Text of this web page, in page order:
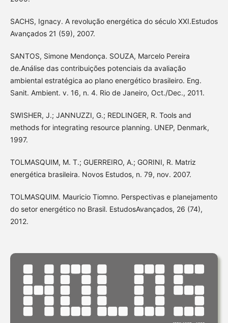
SACHS, Ignacy. A revolução energética do século XXI.Estudos
Avançados 21 (59), 2007.
SANTOS, Simone Mendonça. SOUZA, Marcelo Pereira
de.Análise das contribuições potenciais da avaliação
ambiental estratégica ao plano energético brasileiro. Eng.
Sanit. Ambient. v. 16, n. 4. Rio de Janeiro, Oct./Dec., 2011.
SWISHER, J.; JANNUZZI, G.; REDLINGER, R. Tools and
methods for integrating resource planning. UNEP, Denmark,
1997.
TOLMASQUIM, M. T.; GUERREIRO, A.; GORINI, R. Matriz
energética brasileira. Novos Estudos, n. 79, nov. 2007.
TOLMASQUIM. Mauricio Tiomno. Perspectivas e planejamento
do setor energético no Brasil. EstudosAvançados, 26 (74),
2012.